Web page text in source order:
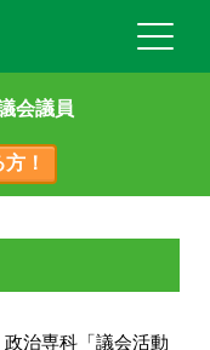
！
治専科「議会活動